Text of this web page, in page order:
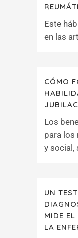
Este
en las
CÓMO
Los
para los
y social,
UN
MIDE EL
LA